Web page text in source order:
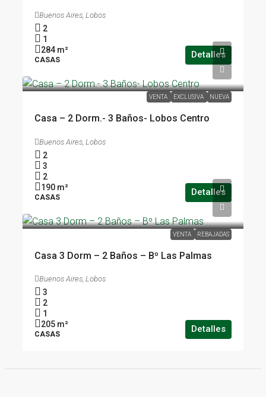
Buenos Aires, Lobos
2
1
284 m²
CASAS Detalles
VENTA EXCLUSIVA NUEVA
Casa – 2 Dorm.- 3 Baños- Lobos Centro
Buenos Aires, Lobos
2
3
2
190 m²
CASAS Detalles
VENTA REBAJADAS
Casa 3 Dorm – 2 Baños – Bº Las Palmas
Buenos Aires, Lobos
3
2
1
205 m²
CASAS Detalles